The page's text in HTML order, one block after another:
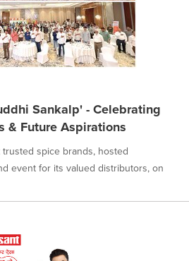
Sankalp' - Celebrating
& Future Aspirations
spice brands, hosted
event for its valued distributors, on